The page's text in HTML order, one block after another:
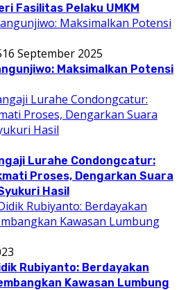
Fasilitas Pelaku UMKM
16 September 2025
Maksimalkan Potensi
Lurahe Condongcatur:
Proses, Dengarkan Suara
Hasil
Rubiyanto: Berdayakan
Kawasan Lumbung